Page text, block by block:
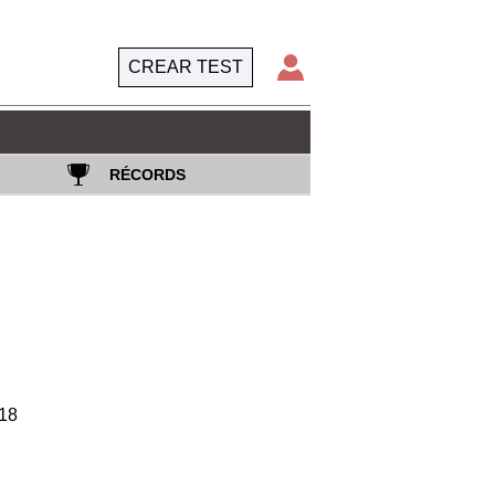
CREAR TEST
RÉCORDS